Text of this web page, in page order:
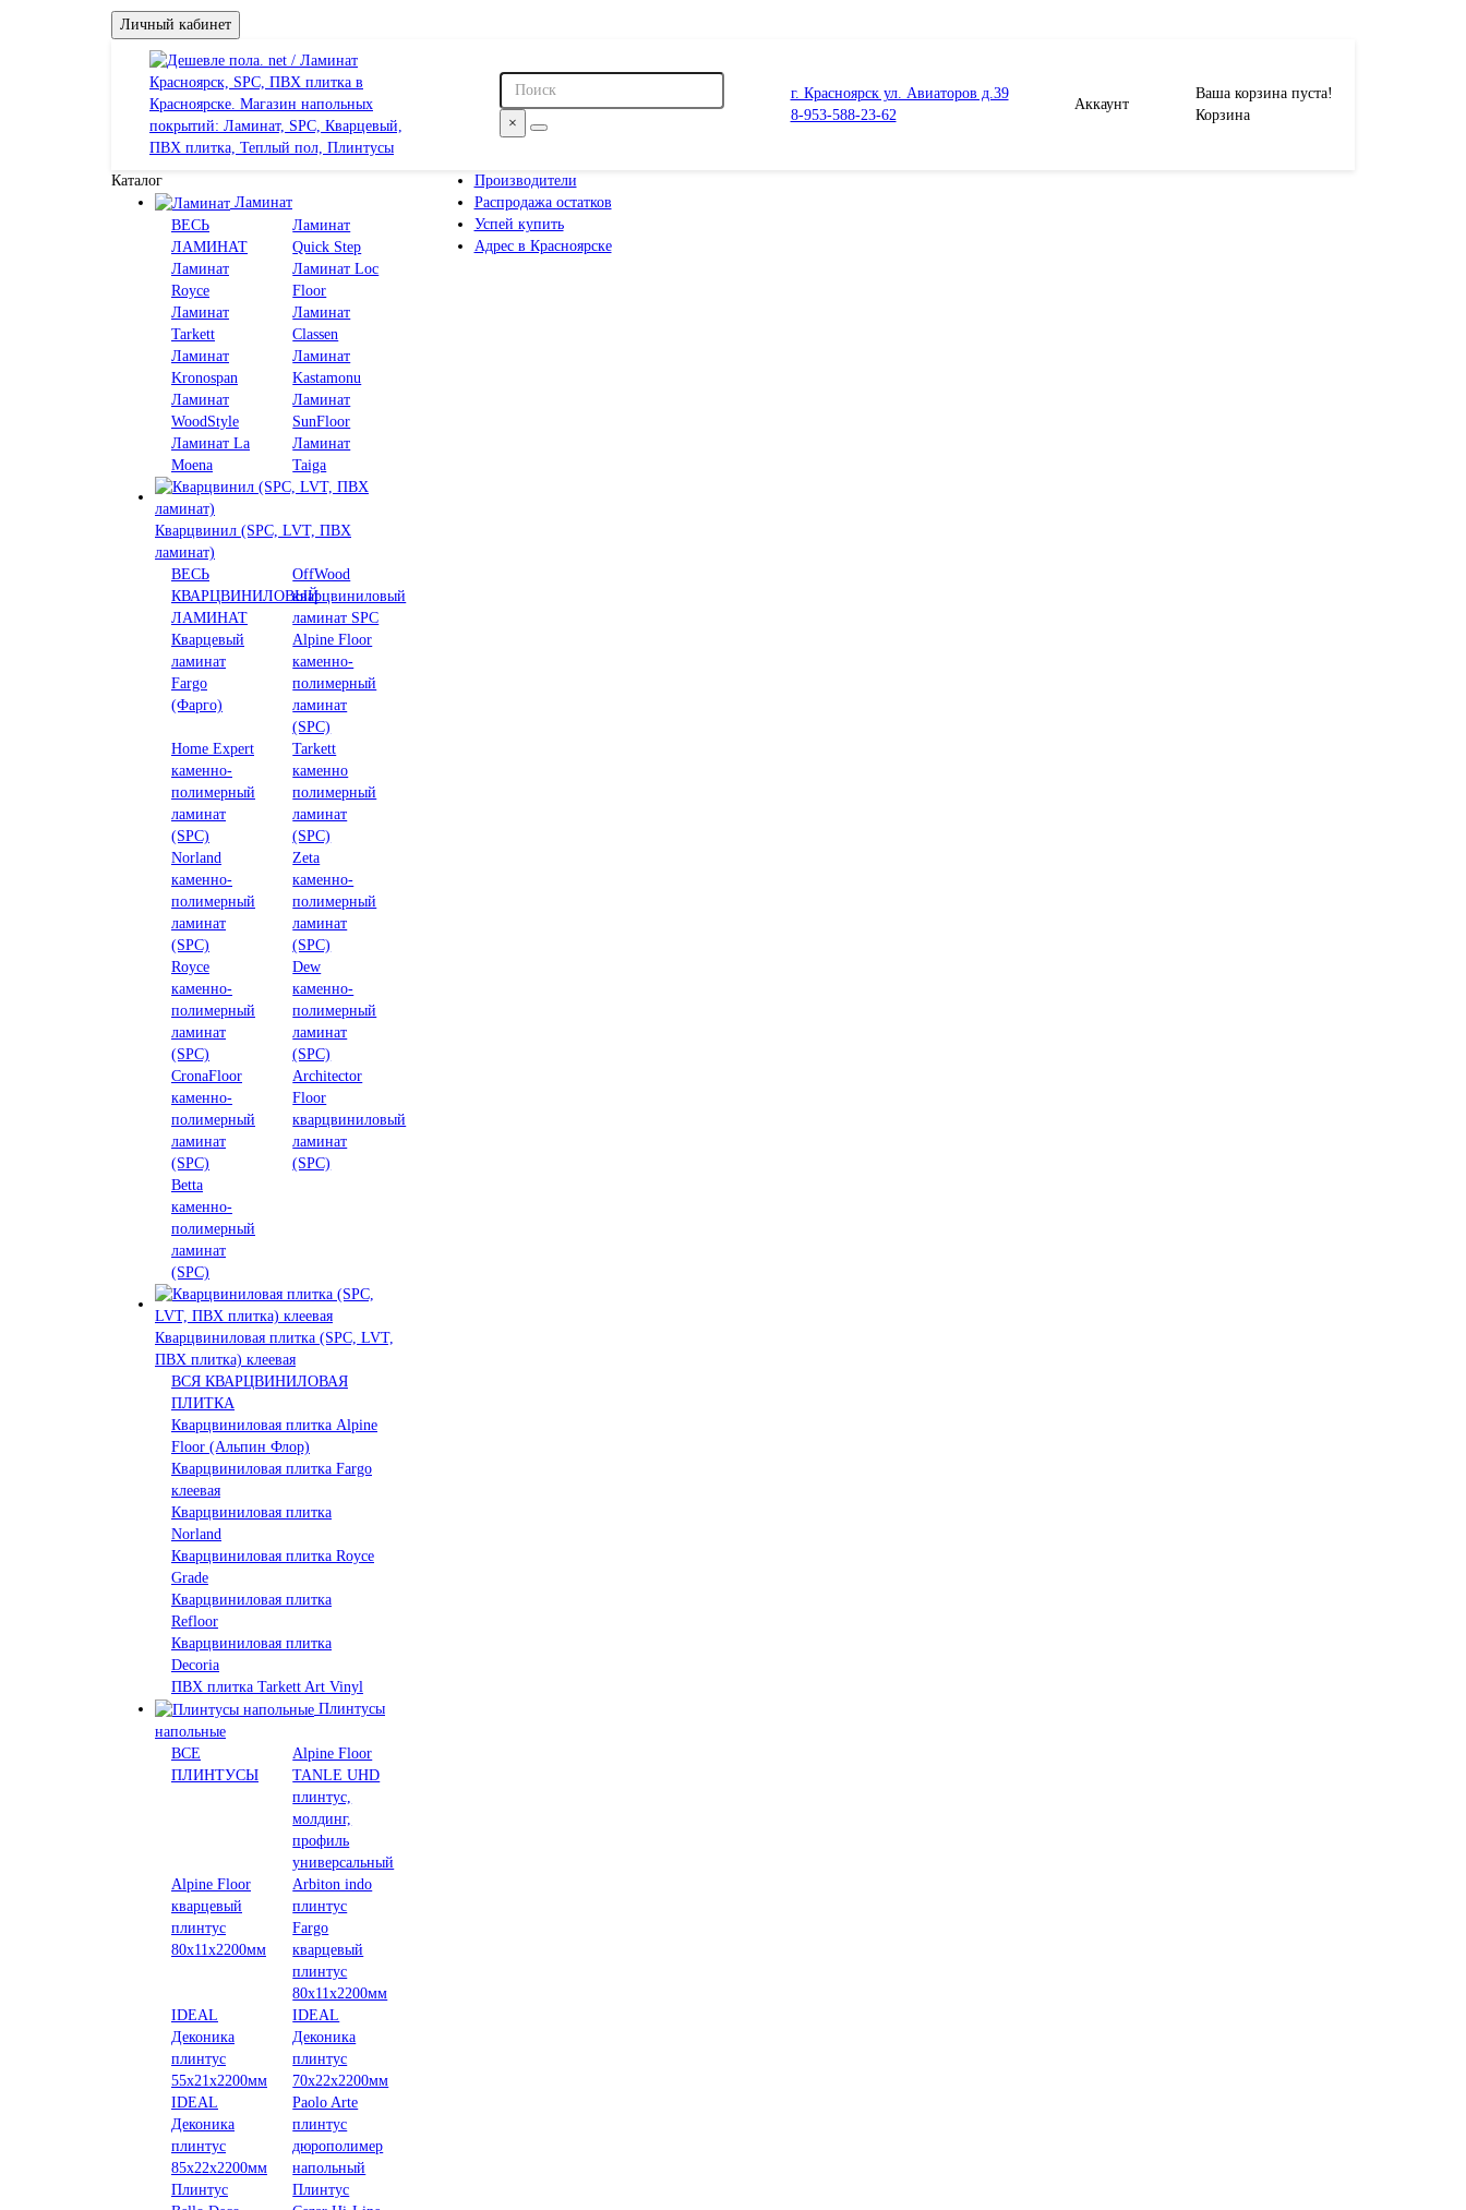
Личный кабинет
×
г. Красноярск ул. Авиаторов д.39
8-953-588-23-62
Аккаунт
Ваша корзина пуста!
Корзина
Каталог
Ламинат
ВЕСЬ
ЛАМИНАТ
Ламинат
Quick Step
Ламинат
Royce
Ламинат Loc
Floor
Ламинат
Tarkett
Ламинат
Classen
Ламинат
Kronospan
Ламинат
Kastamonu
Ламинат
WoodStyle
Ламинат
SunFloor
Ламинат La
Moena
Ламинат
Taiga
Кварцвинил (SPC, LVT, ПВХ
ламинат)
ВЕСЬ
КВАРЦВИНИЛОВЫЙ
ЛАМИНАТ
OffWood
кварцвиниловый
ламинат SPC
Кварцевый
ламинат
Fargo
(Фарго)
Alpine Floor
каменно-
полимерный
ламинат
(SPC)
Home Expert
каменно-
полимерный
ламинат
(SPC)
Tarkett
каменно
полимерный
ламинат
(SPC)
Norland
каменно-
полимерный
ламинат
(SPC)
Zeta
каменно-
полимерный
ламинат
(SPC)
Royce
каменно-
полимерный
ламинат
(SPC)
Dew
каменно-
полимерный
ламинат
(SPC)
CronaFloor
каменно-
полимерный
ламинат
(SPC)
Architector
Floor
кварцвиниловый
ламинат
(SPC)
Betta
каменно-
полимерный
ламинат
(SPC)
Кварцвиниловая плитка (SPC, LVT,
ПВХ плитка) клеевая
ВСЯ КВАРЦВИНИЛОВАЯ
ПЛИТКА
Кварцвиниловая плитка Alpine
Floor (Альпин Флор)
Кварцвиниловая плитка Fargo
клеевая
Кварцвиниловая плитка
Norland
Кварцвиниловая плитка Royce
Grade
Кварцвиниловая плитка
Refloor
Кварцвиниловая плитка
Decoria
ПВХ плитка Tarkett Art Vinyl
Плинтусы
напольные
ВСЕ
ПЛИНТУСЫ
Alpine Floor
TANLE UHD
плинтус,
молдинг,
профиль
универсальный
Alpine Floor
кварцевый
плинтус
80х11х2200мм
Arbiton indo
плинтус
Fargo
кварцевый
плинтус
80х11х2200мм
IDEAL
Деконика
плинтус
55х21х2200мм
IDEAL
Деконика
плинтус
70х22х2200мм
IDEAL
Деконика
плинтус
85х22х2200мм
Paolo Arte
плинтус
дюрополимер
напольный
Плинтус
Плинтус
Производители
Распродажа остатков
Успей купить
Адрес в Красноярске